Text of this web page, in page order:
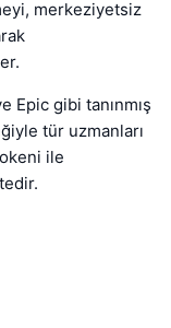
merkeziyetsiz
Epic gibi tanınmış
tür uzmanları
ile